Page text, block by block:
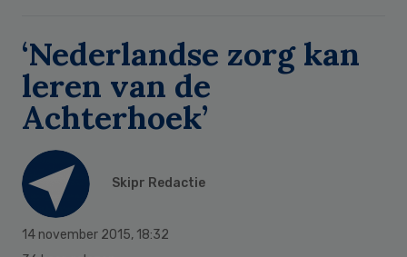
‘Nederlandse zorg kan
leren van de
Achterhoek’
Skipr Redactie
14 november 2015, 18:32